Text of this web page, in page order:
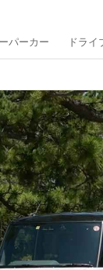
パーカー ドライ